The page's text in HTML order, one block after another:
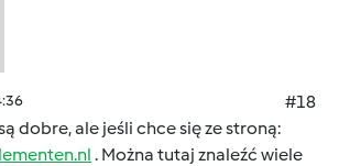
#18
dobre, ale jeśli chce się ze stroną:
. Można tutaj znaleźć wiele